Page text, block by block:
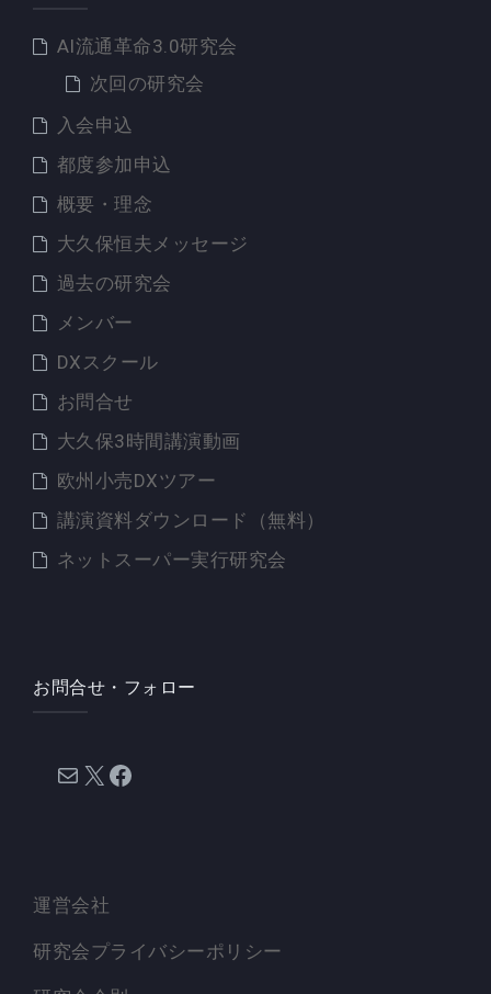
AI流通革命3.0研究会
次回の研究会
入会申込
都度参加申込
概要・理念
大久保恒夫メッセージ
過去の研究会
メンバー
DXスクール
お問合せ
大久保3時間講演動画
欧州小売DXツアー
講演資料ダウンロード（無料）
ネットスーパー実行研究会
お問合せ・フォロー
メール X Facebook
運営会社
研究会プライバシーポリシー